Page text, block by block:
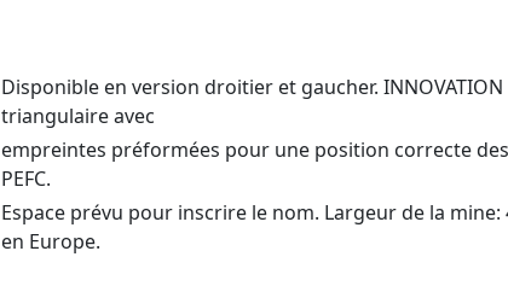
Disponible en version droitier et gaucher.
triangulaire avec
empreintes préformées pour une position correcte
PEFC.
Espace prévu pour inscrire le nom. Largeur de la mine:
en Europe.